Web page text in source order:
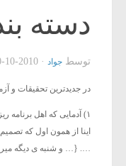
دسته
توسط جواد ·
2010-10-10
در جدیدترین تحقیقات و
۱) آدمایی که اهل برنامه ریزی هستن:
اینا از همون اول که
…. {… و شنبه ی دیگه